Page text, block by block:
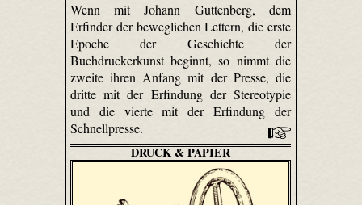
Wenn mit Johann Guttenberg, dem
Erfinder der beweglichen Lettern, die erste
Epoche der Geschichte der
Buchdruckerkunst beginnt, so nimmt die
zweite ihren Anfang mit der Presse, die
dritte mit der Erfindung der Stereotypie
und die vierte mit der Erfindung der
Schnellpresse.
DRUCK & PAPIER